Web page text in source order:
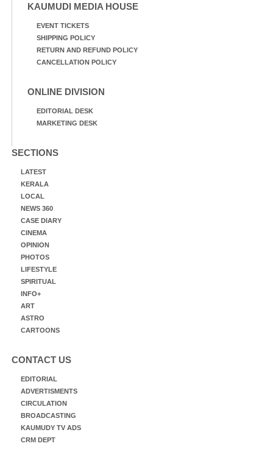
KAUMUDI MEDIA HOUSE
EVENT TICKETS
SHIPPING POLICY
RETURN AND REFUND POLICY
CANCELLATION POLICY
ONLINE DIVISION
EDITORIAL DESK
MARKETING DESK
SECTIONS
LATEST
KERALA
LOCAL
NEWS 360
CASE DIARY
CINEMA
OPINION
PHOTOS
LIFESTYLE
SPIRITUAL
INFO+
ART
ASTRO
CARTOONS
CONTACT US
EDITORIAL
ADVERTISMENTS
CIRCULATION
BROADCASTING
KAUMUDY TV ADS
CRM DEPT